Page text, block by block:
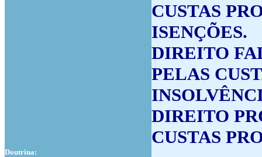
CUSTAS
ISENÇÕES.
DIREITO
PELAS
DIREITO
CUSTAS
Doutrina: